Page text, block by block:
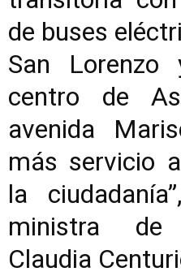
de buses
San
centro de
avenida
más servicio
la
ministra de
Claudia